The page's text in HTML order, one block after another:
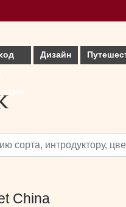
Дизайн
China